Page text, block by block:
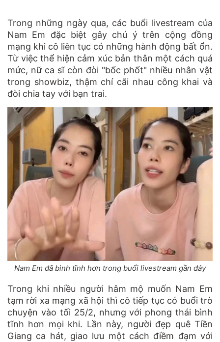
Trong những ngày qua, các buổi livestream của
Nam Em đặc biệt gây chú ý trên cộng đồng
mạng khi cô liên tục có những hành động bất ổn.
Từ việc thể hiện cảm xúc bản thân một cách quá
mức, nữ ca sĩ còn đòi "bốc phốt" nhiều nhân vật
trong showbiz, thậm chí cãi nhau công khai và
đòi chia tay với bạn trai.
Nam Em đã bình tĩnh hơn trong buổi livestream gần đây
Trong khi nhiều người hâm mộ muốn Nam Em
tạm rời xa mạng xã hội thì cô tiếp tục có buổi trò
chuyện vào tối 25/2, nhưng với phong thái bình
tĩnh hơn mọi khi. Lần này, người đẹp quê Tiền
Giang ca hát, giao lưu một cách điềm đạm với